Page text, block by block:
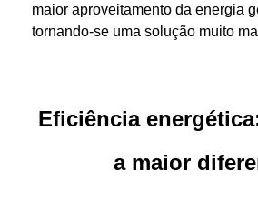
maior aproveitamento da energia
tornando-se uma solução muito
Eficiência
a maior